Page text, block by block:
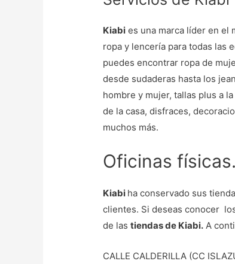
Kiabi es una marca líder en el
ropa y lencería para todas las
puedes encontrar ropa de
desde sudaderas hasta los
hombre y mujer, tallas plus a
de la casa, disfraces,
muchos más.
Oficinas
Kiabi ha conservado sus
clientes. Si deseas conocer
de lastiendas de Kiabi. A
CALLE CALDERILLA (CC